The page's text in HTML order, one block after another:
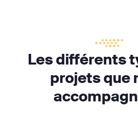
Les différents
projets que